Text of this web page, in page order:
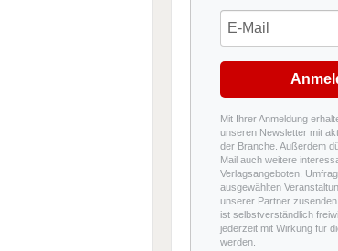
Mit Ihrer Anmeldung
unseren Newsletter mit
der Branche. Außerdem
Mail auch weitere
Verlagsangeboten,
ausgewählten
unserer Partner
ist selbstverständlich
jederzeit mit Wirkung für
werden.